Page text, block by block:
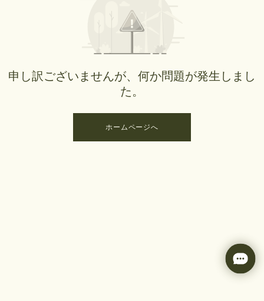
申し訳ございませんが、何か問題が発生しまし
た。
ホームページへ